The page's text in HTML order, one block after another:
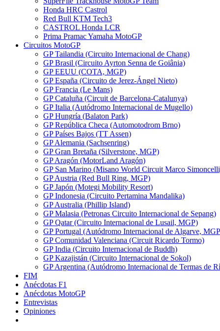
Honda HRC Castrol
Red Bull KTM Tech3
CASTROL Honda LCR
Prima Pramac Yamaha MotoGP
Circuitos MotoGP
GP Tailandia (Circuito Internacional de Chang)
GP Brasil (Circuito Ayrton Senna de Goiânia)
GP EEUU (COTA, MGP)
GP España (Circuito de Jerez-Ángel Nieto)
GP Francia (Le Mans)
GP Cataluña (Circuit de Barcelona-Catalunya)
GP Italia (Autódromo Internacional de Mugello)
GP Hungría (Balaton Park)
GP República Checa (Automotodrom Brno)
GP Países Bajos (TT Assen)
GP Alemania (Sachsenring)
GP Gran Bretaña (Silverstone, MGP)
GP Aragón (MotorLand Aragón)
GP San Marino (Misano World Circuit Marco
GP Austria (Red Bull Ring, MGP)
GP Japón (Motegi Mobility Resort)
GP Indonesia (Circuito Pertamina Mandalika)
GP Australia (Phillip Island)
GP Malasia (Petronas Circuito Internacional de Sepang)
GP Qatar (Circuito Internacional de Lusail, MGP)
GP Portugal (Autódromo Internacional de Algarve,
GP Comunidad Valenciana (Circuit Ricardo Tormo)
GP India (Circuito Internacional de Buddh)
GP Kazajistán (Circuito Internacional de Sokol)
GP Argentina (Autódromo Internacional de Termas de
FIM
Anécdotas F1
Anécdotas MotoGP
Entrevistas
Opiniones